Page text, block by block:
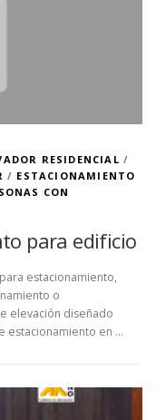
RESIDENCIAL /
/ ESTACIONAMIENTO
CON
para edificio
estacionamiento,
o
elevación diseñado
estacionamiento en …